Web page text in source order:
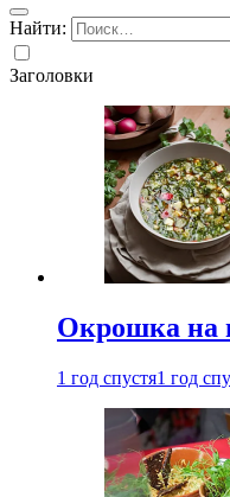
Найти:
Заголовки
Окрошка на
1 год спустя1 год